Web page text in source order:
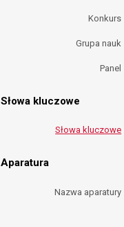
Konkurs
Grupa nauk
Panel
Słowa kluczowe
Słowa kluczowe
Aparatura
Nazwa aparatury